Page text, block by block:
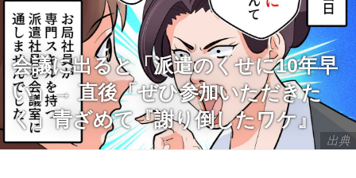
出典
会議に出ると「派遣のくせに10年早
い」→ 直後「ぜひ参加いただきた
く」青ざめて『謝り倒したワケ』